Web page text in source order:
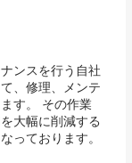
ンスを行う自社
、修理、メンテ
す。 その作業
大幅に削減する
っております。